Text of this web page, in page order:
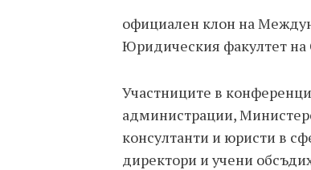
официален клон на
Юридическия факултет
Участниците в
администрации,
консултанти и юристи в
директори и учени